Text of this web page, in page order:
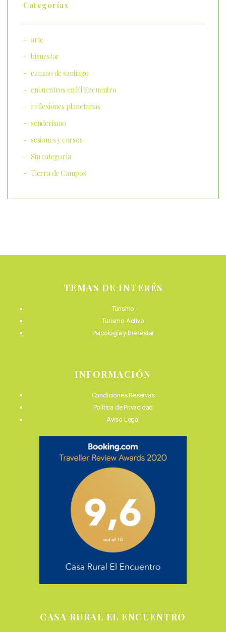
Categorías
arte
bienestar
camino de santiago
encuentros en El Encuentro
reflexiones planetarias
senderismo
sesiones y cursos
Sin categoría
Tierra de Campos
TEMAS DE INTERÉS
Turismo
Turismo Activo
Psicología y Bienestar
INFORMACIÓN
Condiciones Reservas
Política de Privacidad
Aviso Legal
CASA RURAL EL ENCUENTRO